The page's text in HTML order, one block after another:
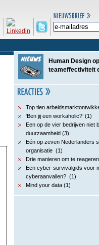
Human Design
teameffectiviteit
Top tien
‘Ben jij een workaholic?’ (1)
Een op de vier bedrijven niet
duurzaamheid (3)
Eén op zeven Nederlanders
organisatie (1)
Drie manieren om te
Een cyber-survivalgids voor
cyberaanvallen? (1)
Mind your data (1)